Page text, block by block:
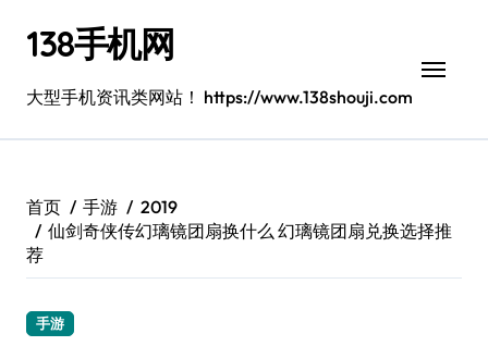
138手机网
大型手机资讯类网站！ https://www.138shouji.com
首页 手游
2019
仙剑奇侠传幻璃镜团扇换什么 幻璃镜团扇兑换选择推
荐
手游